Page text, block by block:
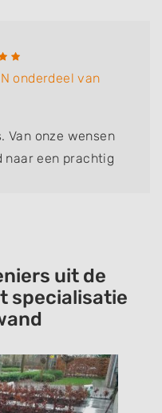
onderdeel van
Van onze wensen
naar een prachtig
natte weer en nog
de aanleg langer
dat kan gebeuren.
werkers. Henk en
onze droomtuin.
uit de
specialisatie